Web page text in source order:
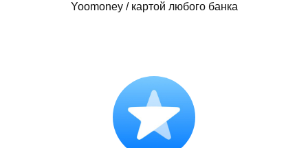
Yoomoney / картой любого банка